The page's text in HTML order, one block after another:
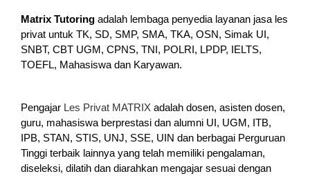
Matrix Tutoring adalah lembaga penyedia layanan jasa les
privat untuk TK, SD, SMP, SMA, TKA, OSN, Simak UI,
SNBT, CBT UGM, CPNS, TNI, POLRI, LPDP, IELTS,
TOEFL, Mahasiswa dan Karyawan.
Pengajar Les Privat MATRIX adalah dosen, asisten dosen,
guru, mahasiswa berprestasi dan alumni UI, UGM, ITB,
IPB, STAN, STIS, UNJ, SSE, UIN dan berbagai Perguruan
Tinggi terbaik lainnya yang telah memiliki pengalaman,
diseleksi, dilatih dan diarahkan mengajar sesuai dengan